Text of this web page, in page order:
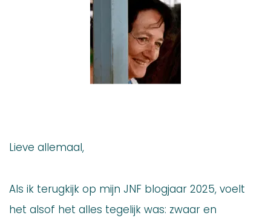
Lieve allemaal,
Als ik terugkijk op mijn JNF blogjaar 2025, voelt
het alsof het alles tegelijk was: zwaar en